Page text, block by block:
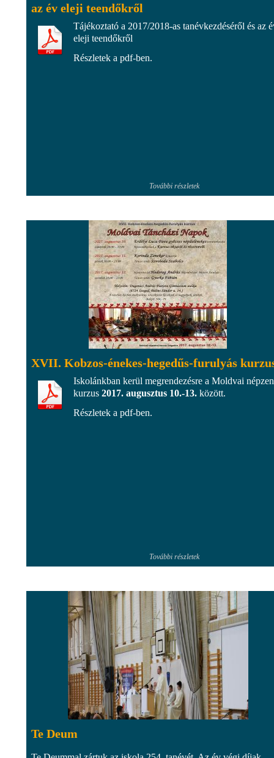
az év eleji teendőkről
Tájékoztató a 2017/2018-as tanévkezdéséről és az
eleji teendőkről
Részletek a pdf-ben.
További részletek
XVII. Kobzos-énekes-hegedűs-furulyás
Iskolánkban kerül megrendezésre a Moldvai
kurzus 2017. augusztus 10.-13. között.
Részletek a pdf-ben.
További részletek
Te Deum